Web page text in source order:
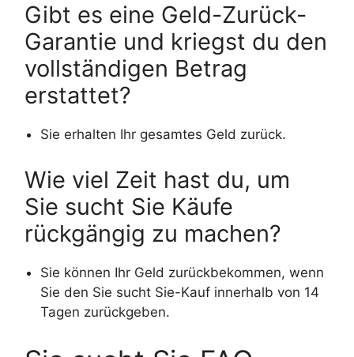
Gibt es eine Geld-Zurück-
Garantie und kriegst du den
vollständigen Betrag
erstattet?
Sie erhalten Ihr gesamtes Geld zurück.
Wie viel Zeit hast du, um
Sie sucht Sie Käufe
rückgängig zu machen?
Sie können Ihr Geld zurückbekommen, wenn
Sie den Sie sucht Sie-Kauf innerhalb von 14
Tagen zurückgeben.